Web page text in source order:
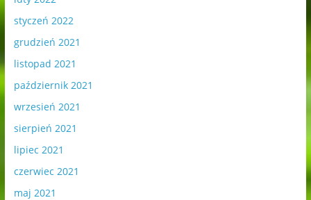
styczeń 2022
grudzień 2021
listopad 2021
październik 2021
wrzesień 2021
sierpień 2021
lipiec 2021
czerwiec 2021
maj 2021